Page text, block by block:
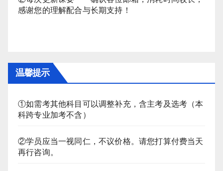
感谢您的理解配合与长期支持！
温馨提示
①如需考其他科目可以调整补充，含主考及选考（本
科跨专业加考不含）
②学员应当一视同仁，不议价格。请您打算付费当天
再行咨询。